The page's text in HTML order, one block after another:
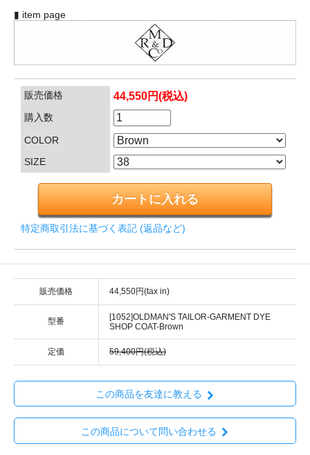
▮ item page
販売価格 44,550円(税込)
購入数
COLOR
SIZE
特定商取引法に基づく表記 (返品など)
販売価格 44,550円(tax in)
型番
[1052]OLDMAN'S TAILOR-GARMENT DYE
SHOP COAT-Brown
定価 59,400円(税込)
この商品を友達に教える
この商品について問い合わせる